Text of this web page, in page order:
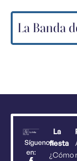
La Banda
Síguenos
en:
La
fiesta
¿Cómo